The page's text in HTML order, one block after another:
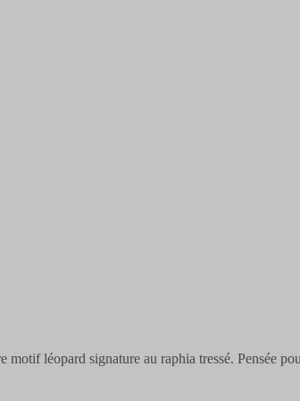
léopard signature au raphia tressé. Pensée